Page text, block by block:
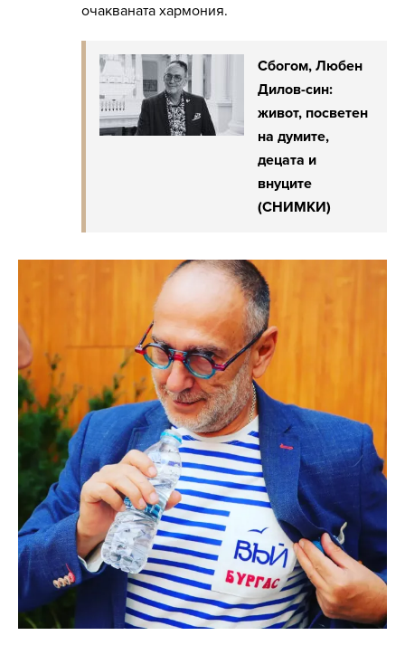
очакваната хармония.
Сбогом, Любен
Дилов-син:
живот, посветен
на думите,
децата и
внуците
(СНИМКИ)